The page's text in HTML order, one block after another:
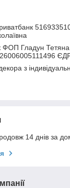
ФОП Гладун
з
14 днів за